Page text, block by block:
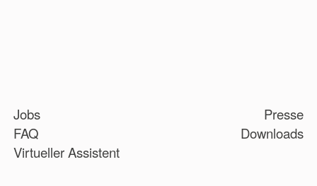
Jobs
FAQ
Virtueller Assistent
Presse
Downloads